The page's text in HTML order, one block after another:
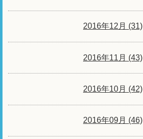
2016年12月 (31)
2016年11月 (43)
2016年10月 (42)
2016年09月 (46)